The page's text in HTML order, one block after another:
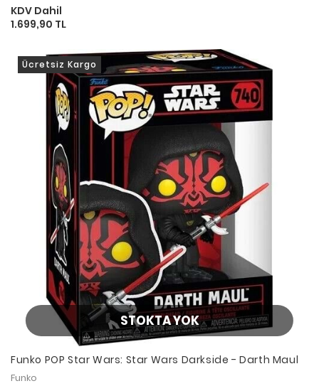
KDV Dahil
1.699,90 TL
STOKTA YOK
Ücretsiz Kargo
Funko POP Star Wars: Star Wars Darkside - Darth Maul
Funko